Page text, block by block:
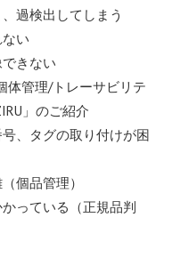
過検出してしまう
い
きない
管理/トレーサビリテ
」のご紹介
、タグの取り付けが困
個品管理）
っている（正規品判